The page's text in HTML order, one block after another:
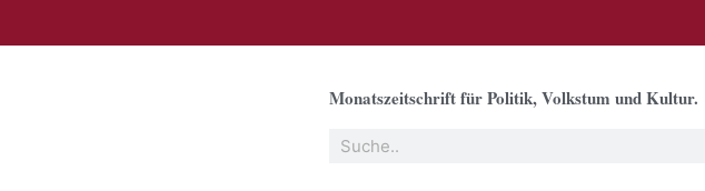
Monatszeitschrift für Politik, Volkstum und Kultur.
Suche